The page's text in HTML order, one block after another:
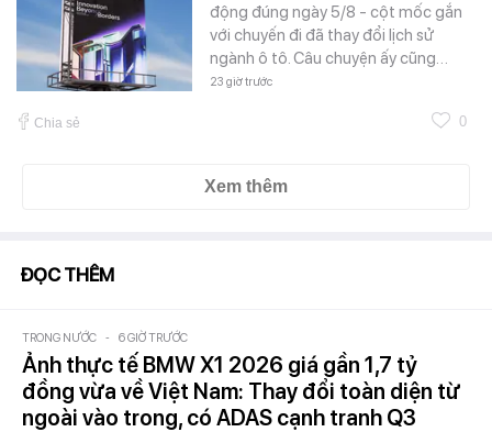
động đúng ngày 5/8 - cột mốc gắn
với chuyến đi đã thay đổi lịch sử
ngành ô tô. Câu chuyện ấy cũng…
23 giờ trước
Chia sẻ 0
Xem thêm
ĐỌC THÊM
TRONG NƯỚC - 6 GIỜ TRƯỚC
Ảnh thực tế BMW X1 2026 giá gần 1,7 tỷ
đồng vừa về Việt Nam: Thay đổi toàn diện từ
ngoài vào trong, có ADAS cạnh tranh Q3